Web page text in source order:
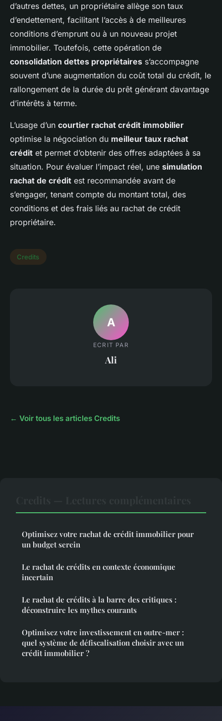
d’autres dettes, un propriétaire allège son taux
d’endettement, facilitant l’accès à de meilleures
conditions d’emprunt ou à un nouveau projet
immobilier. Toutefois, cette opération de
consolidation dettes propriétaires s’accompagne
souvent d’une augmentation du coût total du crédit, le
rallongement de la durée du prêt générant davantage
d’intérêts à terme.
L’usage d’un courtier rachat crédit immobilier
optimise la négociation du meilleur taux rachat
crédit et permet d’obtenir des offres adaptées à sa
situation. Pour évaluer l’impact réel, une simulation
rachat de crédit est recommandée avant de
s’engager, tenant compte du montant total, des
conditions et des frais liés au rachat de crédit
propriétaire.
Credits
A
ECRIT PAR
Ali
← Voir tous les articles Credits
Optimisez votre rachat de crédit immobilier pour
un budget serein
Le rachat de crédits en contexte économique
incertain
Le rachat de crédits à la barre des critiques :
déconstruire les mythes courants
Optimisez votre investissement en outre-mer :
quel système de défiscalisation choisir avec un
crédit immobilier ?